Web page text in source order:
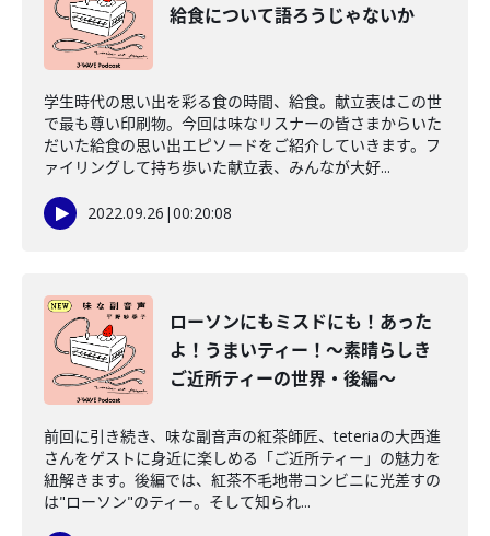
給食について語ろうじゃないか
学生時代の思い出を彩る食の時間、給食。献立表はこの世
で最も尊い印刷物。今回は味なリスナーの皆さまからいた
だいた給食の思い出エピソードをご紹介していきます。フ
ァイリングして持ち歩いた献立表、みんなが大好...
2022.09.26 |00:20:08
ローソンにもミスドにも！あった
よ！うまいティー！～素晴らしき
ご近所ティーの世界・後編～
前回に引き続き、味な副音声の紅茶師匠、teteriaの大西進
さんをゲストに身近に楽しめる「ご近所ティー」の魅力を
紐解きます。後編では、紅茶不毛地帯コンビニに光差すの
は"ローソン"のティー。そして知られ...